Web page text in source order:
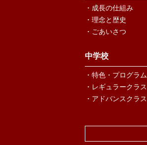
・成長の仕組み
・理念と歴史
・ごあいさつ
中学校
・特色・プログラム
・レギュラークラス
・アドバンスクラス